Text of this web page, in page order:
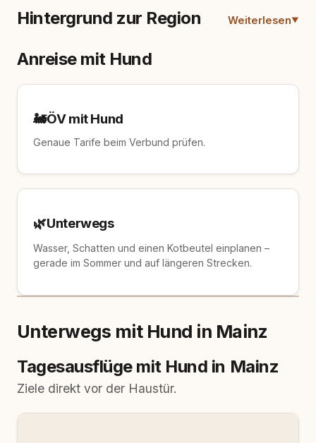
Hintergrund zur Region Weiterlesen
Anreise mit Hund
🚂ÖV mit Hund
Genaue Tarife beim Verbund prüfen.
🌿Unterwegs
Wasser, Schatten und einen Kotbeutel einplanen –
gerade im Sommer und auf längeren Strecken.
Unterwegs mit Hund in Mainz
Tagesausflüge mit Hund in Mainz
Ziele direkt vor der Haustür.